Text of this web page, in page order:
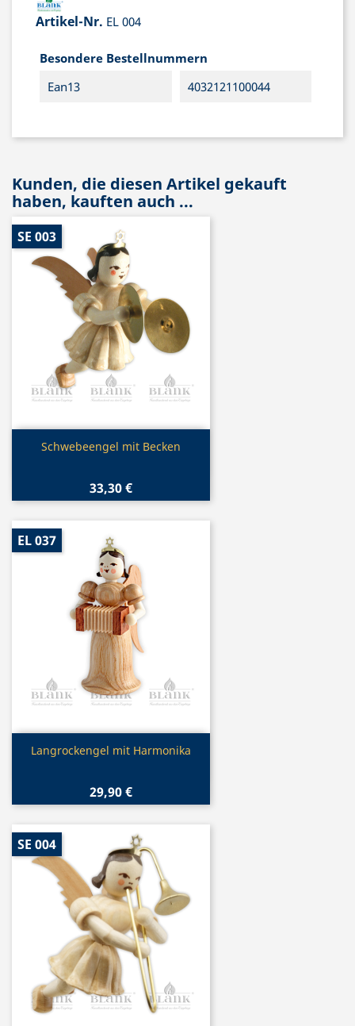
Artikel-Nr. EL 004
Besondere Bestellnummern
Ean13
4032121100044
Kunden, die diesen Artikel gekauft
haben, kauften auch ...
Vorschau
Schwebeengel mit Becken
33,30 €
SE 003
Vorschau
Langrockengel mit Harmonika
29,90 €
EL 037
SE 004